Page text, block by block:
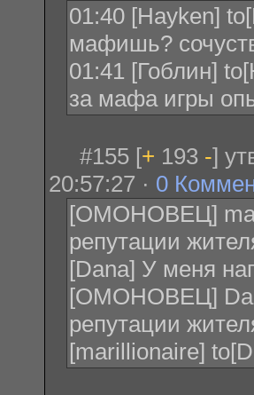
01:40 [Hayken]
мафишь?
01:41 [Гоблин]
за мафа игры
#155 [+ 193 -]
20:57:27 · 0
[ОМОНОВЕЦ]
репутации
[Dana] У меня
[ОМОНОВЕЦ]
репутации
[marillionaire]